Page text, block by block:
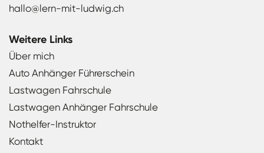
hallo@lern-mit-ludwig.ch
Weitere Links
Über mich
Auto Anhänger Führerschein
Lastwagen Fahrschule
Lastwagen Anhänger Fahrschule
Nothelfer-Instruktor
Kontakt